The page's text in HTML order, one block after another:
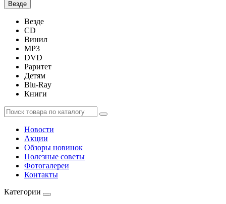
Везде
Везде
CD
Винил
MP3
DVD
Раритет
Детям
Blu-Ray
Книги
Новости
Акции
Обзоры новинок
Полезные советы
Фотогалереи
Контакты
Категории